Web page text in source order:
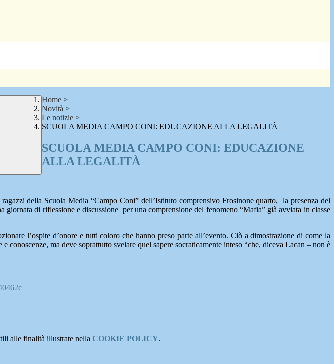
Home >
Novità >
Le notizie >
SCUOLA MEDIA CAMPO CONI: EDUCAZIONE ALLA LEGALITÀ
SCUOLA MEDIA CAMPO CONI: EDUCAZIONE
ALLA LEGALITÀ
della Scuola Media “Campo Coni” dell’Istituto comprensivo Frosinone quarto, la presenza del
di riflessione e discussione per una comprensione del fenomeno “Mafia” già avviata in classe
l’ospite d’onore e tutti coloro che hanno preso parte all’evento. Ciò a dimostrazione di come la
ma deve soprattutto svelare quel sapere socraticamente inteso “che, diceva Lacan – non è
alle finalità illustrate nella COOKIE POLICY.